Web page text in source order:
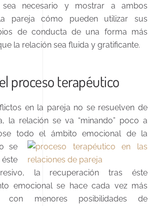
necesario y mostrar a ambos
pareja cómo pueden utilizar sus
de conducta de una forma más
la relación sea fluida y gratificante.
proceso terapéutico
en la pareja no se resuelven de
la relación se va “minando” poco a
todo el ámbito emocional de la
se
la recuperación tras éste
emocional se hace cada vez más
con menores posibilidades de